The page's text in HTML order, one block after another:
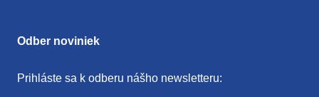
Odber noviniek
Prihláste sa k odberu nášho newsletteru: